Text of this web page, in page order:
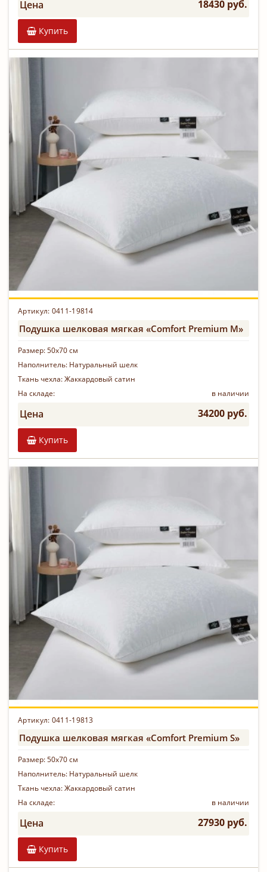
Цена 18430 руб.
Купить
Артикул: 0411-19814
Подушка шелковая мягкая «Comfort Premium M»
Размер:50х70 см
Наполнитель: Натуральный шелк
Ткань чехла:Жаккардовый сатин
На складе:
в наличии
Цена 34200 руб.
Купить
Артикул: 0411-19813
Подушка шелковая мягкая «Comfort Premium S»
Размер:50х70 см
Наполнитель: Натуральный шелк
Ткань чехла:Жаккардовый сатин
На складе:
в наличии
Цена 27930 руб.
Купить